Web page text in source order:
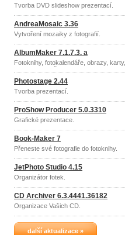
Tvorba DVD slideshow prezentací.
AndreaMosaic 3.36
Vytvoření mozaiky z fotografií.
AlbumMaker 7.1.7.3. a
Fotoknihy, fotokalendáře, obrazy, karty,
PEXESO z Vašich fotek.
Photostage 2.44
Tvorba prezentací.
ProShow Producer 5.0.3310
Grafické prezentace.
Book-Maker 7
Přeneste své fotografie do fotoknihy.
JetPhoto Studio 4.15
Organizátor fotek.
CD Archiver 6.3.4441.36182
Organizace Vašich CD.
další aktualizace »